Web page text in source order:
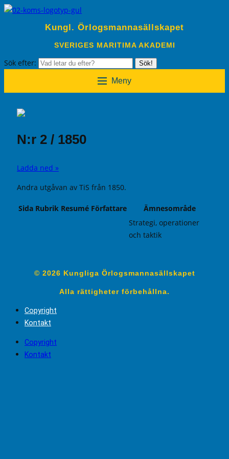
Kungl. Örlogsmannasällskapet
SVERIGES MARITIMA AKADEMI
Sök efter: Sök!
Meny
N:r 2 / 1850
Ladda ned »
Andra utgåvan av TiS från 1850.
Sida Rubrik Resumé Författare
Ämnesområde
Strategi, operationer
och taktik
© 2026 Kungliga Örlogsmannasällskapet
Alla rättigheter förbehållna.
Copyright
Kontakt
Copyright
Kontakt